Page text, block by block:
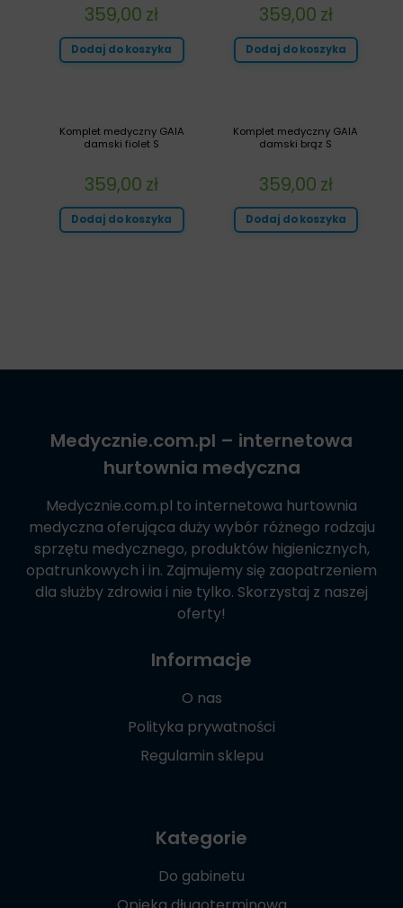
359,00 zł
Dodaj do koszyka
359,00 zł
Dodaj do koszyka
Komplet medyczny GAIA
damski brąz S
359,00 zł
Dodaj do koszyka
Komplet medyczny GAIA
damski fiolet S
359,00 zł
Dodaj do koszyka
Medycznie.com.pl – internetowa
hurtownia medyczna
Medycznie.com.pl to internetowa hurtownia
medyczna oferująca duży wybór różnego rodzaju
sprzętu medycznego, produktów higienicznych,
opatrunkowych i in. Zajmujemy się zaopatrzeniem
dla służby zdrowia i nie tylko. Skorzystaj z naszej
oferty!
Informacje
O nas
Polityka prywatności
Regulamin sklepu
Kategorie
Do gabinetu